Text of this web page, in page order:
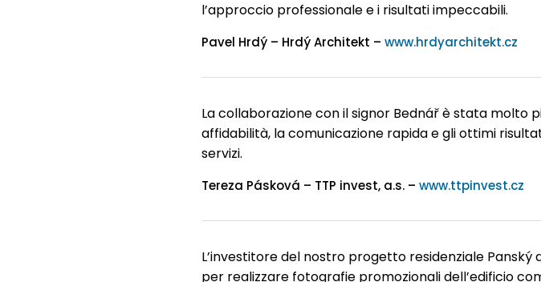
l’approccio professionale e i risultati impeccabili.
Pavel Hrdý – Hrdý Architekt – www.hrdyarchitekt.cz
La collaborazione con il signor Bednář è stata molto
affidabilità, la comunicazione rapida e gli ottimi
servizi.
Tereza Pásková – TTP invest, a.s. – www.ttpinvest.cz
L’investitore del nostro progetto residenziale
per realizzare fotografie promozionali dell’edificio